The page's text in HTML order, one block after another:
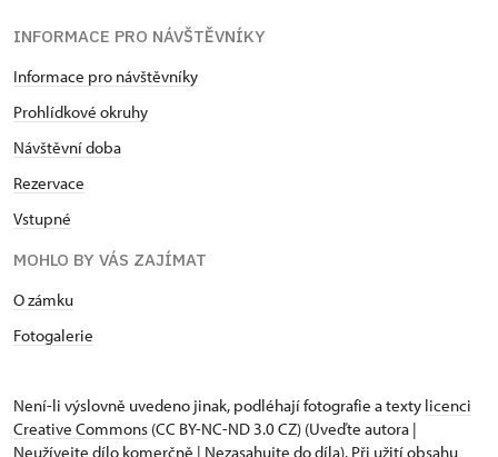
INFORMACE PRO NÁVŠTĚVNÍKY
Informace pro návštěvníky
Prohlídkové okruhy
Návštěvní doba
Rezervace
Vstupné
MOHLO BY VÁS ZAJÍMAT
O zámku
Fotogalerie
Není-li výslovně uvedeno jinak, podléhají fotografie a texty licenci
Creative Commons (CC BY-NC-ND 3.0 CZ) (Uveďte autora |
Neužívejte dílo komerčně | Nezasahujte do díla). Při užití obsahu